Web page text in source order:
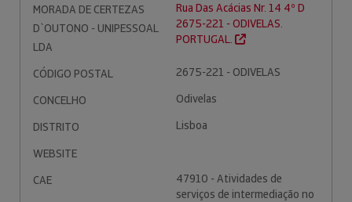
MORADA DE CERTEZAS
D`OUTONO - UNIPESSOAL
LDA
Rua Das Acácias Nr. 14 4º D
2675-221 - ODIVELAS.
PORTUGAL.
CÓDIGO POSTAL
2675-221 - ODIVELAS
CONCELHO
Odivelas
DISTRITO
Lisboa
WEBSITE
CAE
47910 - Atividades de
serviços de intermediação no